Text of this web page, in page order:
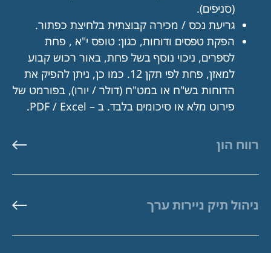
(סניפים).
גריעת נכס / מכירה קבוצתית בלחיצת כפתור.
הפקת טפסים ודוחות, כגון: טופס י"א , פחת
לספרים, ניכוי נוסף בשל פחת, באור רכוש קבוע
למאזן, פחת לפי תקן 12. כמו כן, ניתן להפיק את
הדוחות בש"ח או במט"ח (דולר / יורו), בפורמט של
פירוט מלא או סיכומים בלבד. ב – PDF / Excel.
רווח הון
ניהול תיק ניירות ערך